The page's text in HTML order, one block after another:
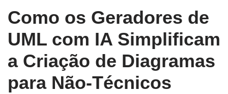
Como os Geradores de
UML com IA Simplificam
a Criação de Diagramas
para Não-Técnicos